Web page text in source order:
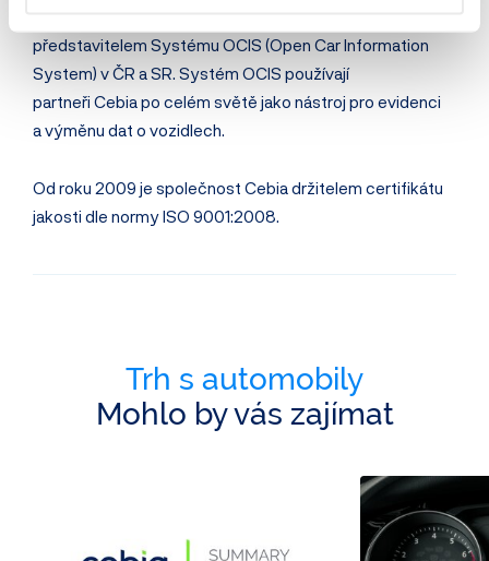
představitelem Systému OCIS (Open Car Information
System) v ČR a SR. Systém OCIS používají
partneři Cebia po celém světě jako nástroj pro evidenci
a výměnu dat o vozidlech.
Od roku 2009 je společnost Cebia držitelem certifikátu
jakosti dle normy ISO 9001:2008.
Trh s automobily
Mohlo by vás zajímat